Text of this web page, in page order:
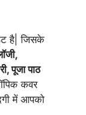
है| जिसके
पूजा पाठ
कवर
में आपको